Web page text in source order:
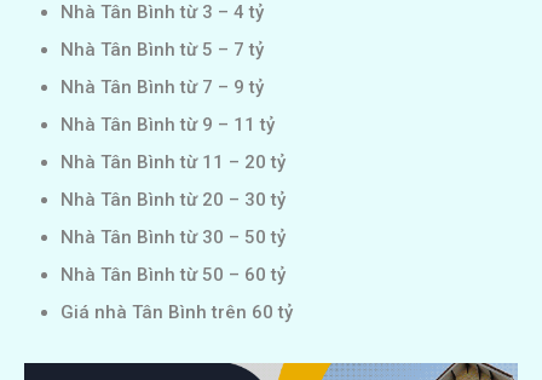
Nhà Tân Bình từ 3 – 4 tỷ
Nhà Tân Bình từ 5 – 7 tỷ
Nhà Tân Bình từ 7 – 9 tỷ
Nhà Tân Bình từ 9 – 11 tỷ
Nhà Tân Bình từ 11 – 20 tỷ
Nhà Tân Bình từ 20 – 30 tỷ
Nhà Tân Bình từ 30 – 50 tỷ
Nhà Tân Bình từ 50 – 60 tỷ
Giá nhà Tân Bình trên 60 tỷ